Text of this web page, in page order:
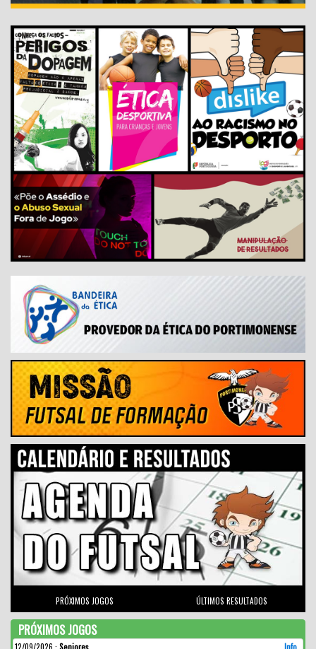
PRÓXIMOS JOGOS ÚLTIMOS RESULTADOS
PRÓXIMOS JOGOS
12/09/2026 : Seniores
Info